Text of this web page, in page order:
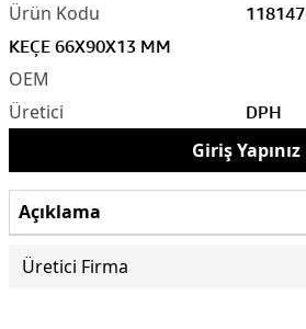
118147
KEÇE 66X90X13 MM
DPH
Giriş Yapınız
Açıklama
Üretici Firma